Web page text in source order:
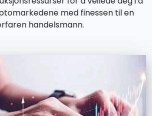
med finessen til en
handelsmann.